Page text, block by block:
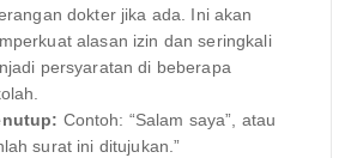
dokter jika ada. Ini akan
alasan izin dan seringkali
persyaratan di beberapa
Contoh: “Salam saya”, atau
surat ini ditujukan.”